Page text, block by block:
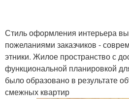
Стиль оформления интерьера
пожеланиями заказчиков -
этники. Жилое пространство с
функциональной планировкой
было образовано в результате
смежных квартир